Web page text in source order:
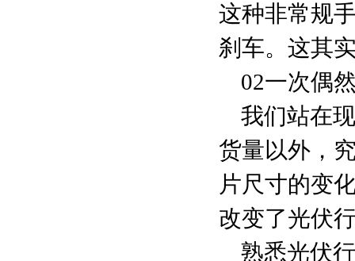
这种非常规
刹车。这其
02一次偶
我们站在
货量以外，
片尺寸的变
改变了光伏
熟悉光伏